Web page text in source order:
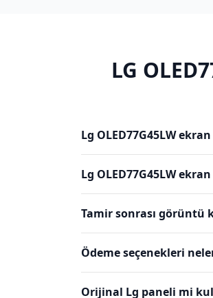
LG
Lg OLED77G45LW
Lg OLED77G45LW
Tamir sonrası görüntü
Ödeme seçenekleri
Orijinal Lg paneli mi